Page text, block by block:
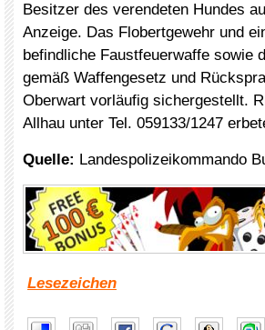
Besitzer des verendeten Hundes
Anzeige. Das Flobertgewehr und
befindliche Faustfeuerwaffe sowie
gemäß Waffengesetz und
Oberwart vorläufig sichergestellt.
Allhau unter Tel. 059133/1247
Quelle: Landespolizeikommando
Lesezeichen